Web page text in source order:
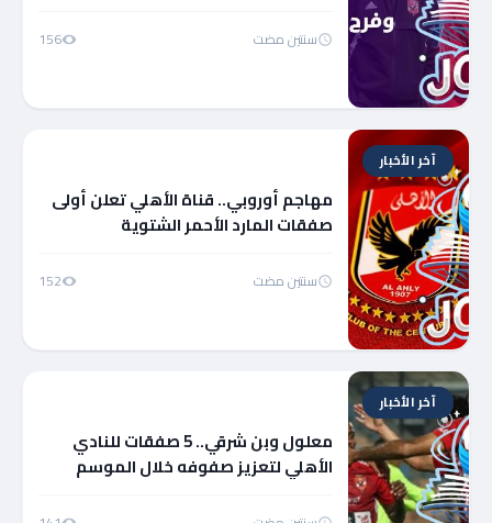
سنتين مضت 156
آخر الأخبار
مهاجم أوروبي.. قناة الأهلي تعلن أولى
صفقات المارد الأحمر الشتوية
سنتين مضت 152
آخر الأخبار
معلول وبن شرقي.. 5 صفقات للنادي
الأهلي لتعزيز صفوفه خلال الموسم